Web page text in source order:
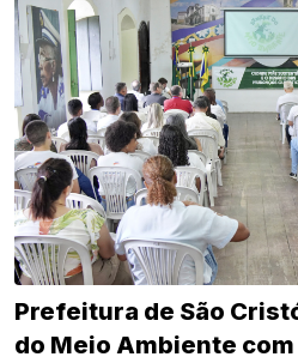
Prefeitura de São
do Meio Ambiente